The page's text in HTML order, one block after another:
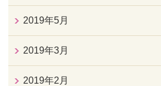
2019年5月
2019年3月
2019年2月